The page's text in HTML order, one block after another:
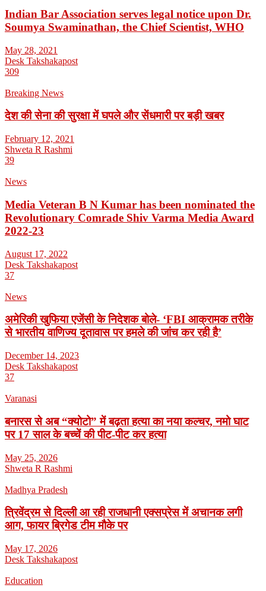
Indian Bar Association serves legal notice upon Dr.
Soumya Swaminathan, the Chief Scientist, WHO
May 28, 2021
Desk Takshakapost
309
Breaking News
देश की सेना की सुरक्षा में घपले और सेंधमारी पर बड़ी खबर
February 12, 2021
Shweta R Rashmi
39
News
Media Veteran B N Kumar has been nominated the
Revolutionary Comrade Shiv Varma Media Award
2022-23
August 17, 2022
Desk Takshakapost
37
News
अमेरिकी खुफिया एजेंसी के निदेशक बोले- ‘FBI आक्रामक तरीके
से भारतीय वाणिज्य दूतावास पर हमले की जांच कर रही है’
December 14, 2023
Desk Takshakapost
37
Varanasi
बनारस से अब “क्योटो” में बढ़ता हत्या का नया कल्चर, नमो घाट
पर 17 साल के बच्चें की पीट-पीट कर हत्या
May 25, 2026
Shweta R Rashmi
Madhya Pradesh
त्रिवेंद्रम से दिल्ली आ रही राजधानी एक्सप्रेस में अचानक लगी
आग, फायर ब्रिगेड टीम मौके पर
May 17, 2026
Desk Takshakapost
Education